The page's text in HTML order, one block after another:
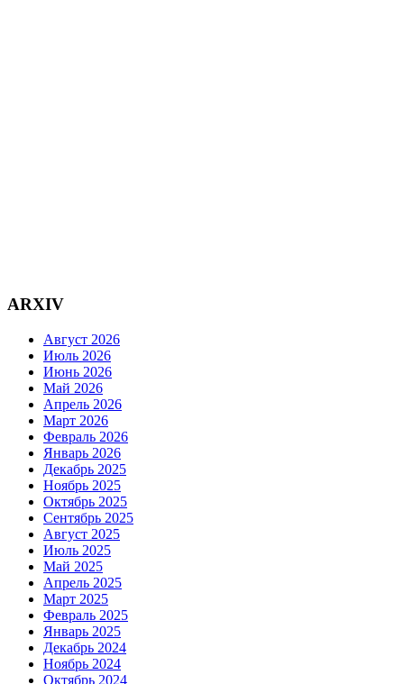
ARXIV
Август 2026
Июль 2026
Июнь 2026
Май 2026
Апрель 2026
Март 2026
Февраль 2026
Январь 2026
Декабрь 2025
Ноябрь 2025
Октябрь 2025
Сентябрь 2025
Август 2025
Июль 2025
Май 2025
Апрель 2025
Март 2025
Февраль 2025
Январь 2025
Декабрь 2024
Ноябрь 2024
Октябрь 2024